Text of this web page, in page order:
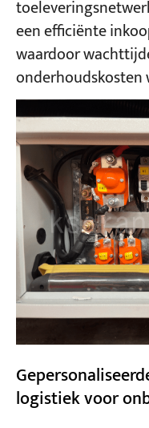
een efficiënte
waardoor
onderhoudskosten
logistiek voor